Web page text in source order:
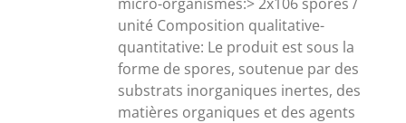
unité Composition qualitative-
quantitative: Le produit est sous la
forme de spores, soutenue par des
substrats inorganiques inertes, des
matières organiques et des agents